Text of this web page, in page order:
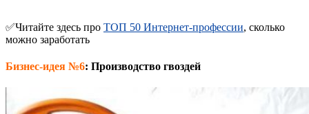
✅Читайте здесь про ТОП 50 Интернет-профессии, сколько
можно заработать
Бизнес-идея №6: Производство гвоздей